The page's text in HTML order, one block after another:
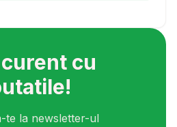
cu
te la newsletter-ul